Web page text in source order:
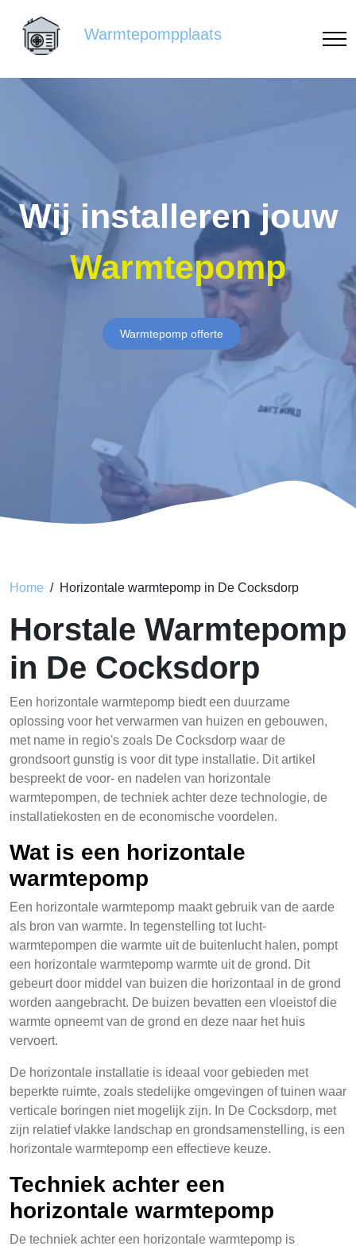
Warmtepompplaats
Wij installeren jouw
Warmtepomp
Warmtepomp offerte
Home Horizontale warmtepomp in De Cocksdorp
Horstale Warmtepomp
in De Cocksdorp
Een horizontale warmtepomp biedt een duurzame
oplossing voor het verwarmen van huizen en gebouwen,
met name in regio's zoals De Cocksdorp waar de
grondsoort gunstig is voor dit type installatie. Dit artikel
bespreekt de voor- en nadelen van horizontale
warmtepompen, de techniek achter deze technologie, de
installatiekosten en de economische voordelen.
Wat is een horizontale
warmtepomp
Een horizontale warmtepomp maakt gebruik van de aarde
als bron van warmte. In tegenstelling tot lucht-
warmtepompen die warmte uit de buitenlucht halen, pompt
een horizontale warmtepomp warmte uit de grond. Dit
gebeurt door middel van buizen die horizontaal in de grond
worden aangebracht. De buizen bevatten een vloeistof die
warmte opneemt van de grond en deze naar het huis
vervoert.
De horizontale installatie is ideaal voor gebieden met
beperkte ruimte, zoals stedelijke omgevingen of tuinen waar
verticale boringen niet mogelijk zijn. In De Cocksdorp, met
zijn relatief vlakke landschap en grondsamenstelling, is een
horizontale warmtepomp een effectieve keuze.
Techniek achter een
horizontale warmtepomp
De techniek achter een horizontale warmtepomp is